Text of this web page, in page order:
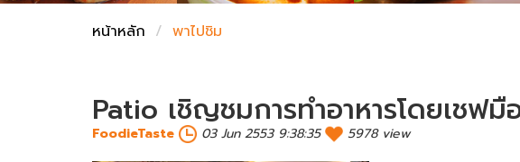
หน้าหลัก พาไปชิม
Patio เชิญชมการทำอาหารโดยเชฟ
FoodieTaste 03 Jun 2553 9:38:35 5978 view